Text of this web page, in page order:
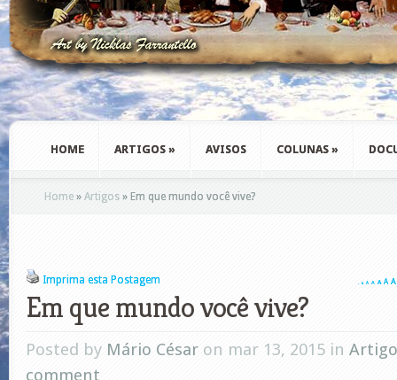
HOME ARTIGOS » AVISOS COLUNAS »
Home » Artigos » Em que mundo você vive?
Imprima esta Postagem A A A A A A A
Em que mundo você vive?
Posted by Mário César on mar 13, 2015 in
comment